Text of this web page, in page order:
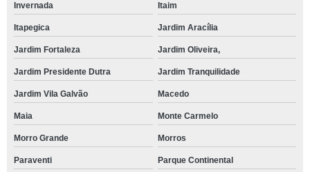
Invernada Itaim
Itapegica Jardim Aracília
Jardim Fortaleza Jardim Oliveira,
Jardim Presidente Dutra Jardim Tranquilidade
Jardim Vila Galvão Macedo
Maia Monte Carmelo
Morro Grande Morros
Paraventi Parque Continental